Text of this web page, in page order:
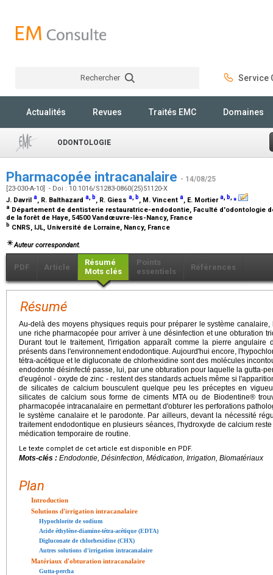
Rechercher Service
Actualités Revues Traités EMC Domaines
ODONTOLOGIE
Pharmacopée intracanalaire - 14/08/25
[23-030-A-10] - Doi : 10.1016/S1283-0860(25)51120-X
J. Davril a, R. Balthazard a, b, R. Giess a, b, M. Vincent a, E. Mortiera, b,⁎
a Département de dentisterie restauratrice-endodontie, Faculté d'odontologie
de la forêt de Haye, 54500 Vandœuvre-lès-Nancy, France
b CNRS, IJL, Université de Lorraine, Nancy, France
Auteur correspondant.
PDF Article
Résumé
Mots clés
Points
essentiels
Références
Résumé
Au-delà des moyens physiques requis pour préparer le système
une riche pharmacopée pour arriver à une désinfection et une obturation
Durant tout le traitement, l'irrigation apparaît comme la pierre angulaire
présents dans l'environnement endodontique. Aujourd'hui encore,
tétra-acétique et le digluconate de chlorhexidine sont des molécules
endodonte désinfecté passe, lui, par une obturation pour laquelle la gutta-
d'eugénol - oxyde de zinc - restent des standards actuels même si
de silicates de calcium bousculent quelque peu les préceptes en
silicates de calcium sous forme de ciments MTA ou de Biodentine®
pharmacopée intracanalaire en permettant d'obturer les perforations
le système canalaire et le parodonte. Par ailleurs, devant la nécessité
traitement endodontique en plusieurs séances, l'hydroxyde de calcium
médication temporaire de routine.
Le texte complet de cet article est disponible en PDF.
Mots-clés : Endodontie, Désinfection, Médication, Irrigation, Biomatériaux
Plan
Introduction
Solutions d'irrigation intracanalaire
Hypochlorite de sodium
Acide éthylène-diamine-tétra-acétique (EDTA)
Digluconate de chlorhexidine (CHX)
Autres solutions d'irrigation intracanalaire
Matériaux d'obturation intracanalaire
Gutta-percha